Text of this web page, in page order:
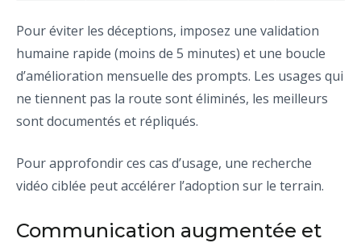
Pour éviter les déceptions, imposez une validation
humaine rapide (moins de 5 minutes) et une boucle
d’amélioration mensuelle des prompts. Les usages qui
ne tiennent pas la route sont éliminés, les meilleurs
sont documentés et répliqués.
Pour approfondir ces cas d’usage, une recherche
vidéo ciblée peut accélérer l’adoption sur le terrain.
Communication augmentée et